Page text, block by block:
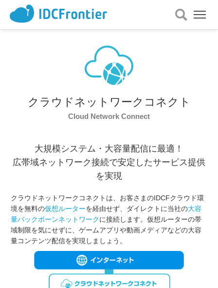
メ
ニ
ュ
クラウドネットワークコネクト
Cloud Network Connect
大規模システム・大容量配信に最適！
広帯域ネットワーク接続で安定したサービス提供
を実現
クラウドネットワークコネクトは、お客さまのIDCFクラウド環
境を無料の仮想ルーターを経由せず、ダイレクトに当社の大容
量バックボーンネットワークに接続します。仮想ルーターの帯
域制限を気にせずに、ゲームアプリや動画メディアなどの大容
量コンテンツ配信を実現しましょう。